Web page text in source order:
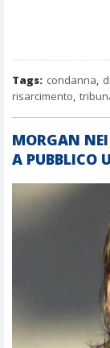
Tags: condanna,
risarcimento,
MORGAN
A PUBBLICO